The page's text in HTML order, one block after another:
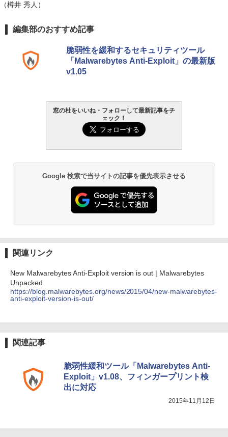
生成AIパスポート公式テキスト 第４版
￥1,766
bデザイン入門講座［第2版］
￥1,292
非エンジニア 初心者 素人 でも安心 使い
方 マニュアル AI副業にもコンテンツ作成
にもKindle出版にも！ 非エンジニアのた
めのAIコーディング入門シリーズ
￥99
￥480
FM TOWNS ハイパー・カタログ: 本体ハ
Amazon Kindle - 目に優しい、かさばら
続バッテリー、6インチディスプレイ電子
書籍リーダー、マッチャ、16GB、広告な
し
Kindle Paperwhite シグニチャーエディ
ション (32GB) 7インチディスプレイ、明
るさ自動調整、色調調節ライト、12週間
持続バッテリー、広告なし、メタリック
￥27,980
Amazon Kindle Paperwhite (16GB) 7イ
ンチディスプレイ、色調調節ライト、12
週間持続バッテリー、広告なし、ブラッ
ージ、防水、7インチカラーディスプレ
テリー、広告無し、ブラック (2025年発
売)
レージ、ノート機能搭載、明るさ自動調
整、色調調節ライト、プレミアムペン付
き、グラファイト
（樽井 秀人）
編集部のおすすめ記事
脆弱性を緩和するセキュリティツール
「Malwarebytes Anti-Exploit」の最新版
v1.05
窓の杜をいいね・フォローして最新記事をチ
ェック！
Google 検索で当サイトの記事を優先表示させる
関連リンク
New Malwarebytes Anti-Exploit version is out | Malwarebytes
Unpacked
https://blog.malwarebytes.org/news/2015/04/new-malwarebytes-
anti-exploit-version-is-out/
関連記事
脆弱性緩和ツール「Malwarebytes Anti-
Exploit」v1.08、フィンガープリント検
出に対応
2015年11月12日